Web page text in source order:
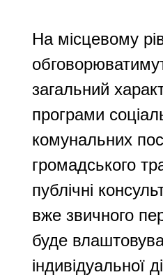
На місцевому
загальний
програми
комунальних
громадського
публічні
вже звичного
буде
індивідуальної